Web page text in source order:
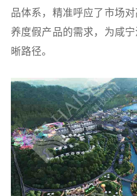
品体系，精准呼应了市场
养度假产品的需求，为咸
晰路径。